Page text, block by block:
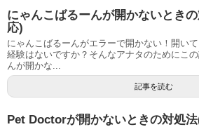
にゃんこばるーんが開かないとき
応)
にゃんこばるーんがエラーで開かない！開い
経験はないですか？そんなアナタのためにこ
んが開かな...
記事を読む
Pet Doctorが開かないときの対処